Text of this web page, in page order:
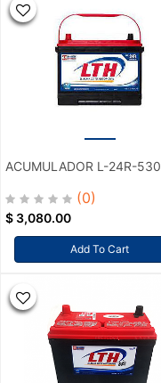
ACUMULADOR L-24R-530
(0)
$ 3,080.00
Add To Cart